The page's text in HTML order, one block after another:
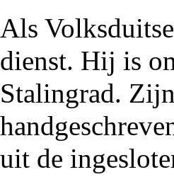
Als
dienst. Hij is
Stalingrad.
uit de